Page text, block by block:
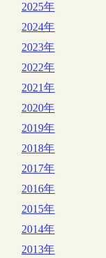
2025年
2024年
2023年
2022年
2021年
2020年
2019年
2018年
2017年
2016年
2015年
2014年
2013年